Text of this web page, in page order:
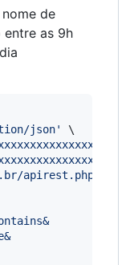
de
as 9h
json'
\
apirest.php/